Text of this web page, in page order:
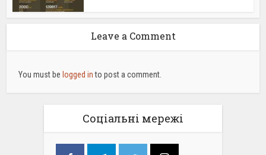
Leave a Comment
You must be logged into post a comment.
Соціальні мережі